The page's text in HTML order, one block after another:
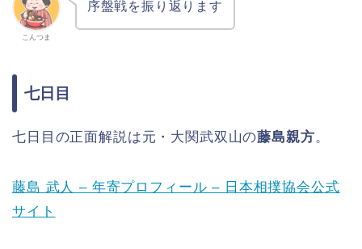
こんつま
序盤戦を振り返ります
七日目
七日目の正面解説は元・大関武双山の藤島親方。
藤島 武人 – 年寄プロフィール – 日本相撲協会公式
サイト